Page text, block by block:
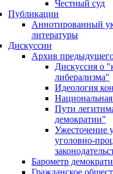
Честный суд
Публикации
Аннотированный
литературы
Дискуссии
Архив
Дискуссия о
либерализма"
Идеология
Пути
демократии"
Ужесточение
уголовно-
Барометр